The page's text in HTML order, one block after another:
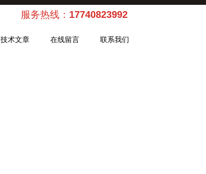
服务热线： 17740823992
技术文章 在线留言 联系我们